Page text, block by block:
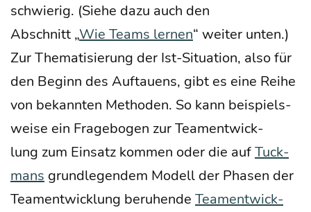
schwie­rig. (Sie­he dazu auch den
Abschnitt „Wie Teams ler­nen“ wei­ter unten.)
Zur The­ma­ti­sie­rung der Ist-Situa­ti­on, also für
den Beginn des Auf­tau­ens, gibt es eine Rei­he
von bekann­ten Metho­den. So kann bei­spiels­
wei­se ein Fra­ge­bo­gen zur Team­ent­wick­
lung zum Ein­satz kom­men oder die aufTuck­
mans grund­le­gen­dem Modell der Pha­sen der
Team­ent­wick­lung beru­hen­de Team­ent­wick­